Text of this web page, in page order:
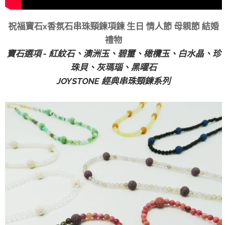
祝福寶石x香氛石串珠頸鍊項鍊 生日 情人節 母親節 結婚
禮物
寶石選項 - 紅紋石、澳洲玉、碧璽、橄欖玉、白水晶、珍
珠貝、灰瑪瑙、黑曜石
JOYSTONE 經典串珠頸鍊系列